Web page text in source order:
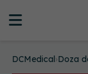
DCMedical›Doza